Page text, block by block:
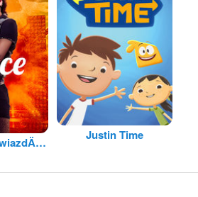
Justin Time